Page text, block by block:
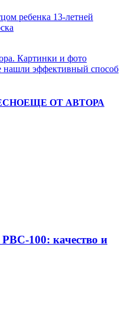
ребенка 13-летней
Картинки и фото
нашли эффективный способ
ЕЩЕ ОТ АВТОРА
100: качество и